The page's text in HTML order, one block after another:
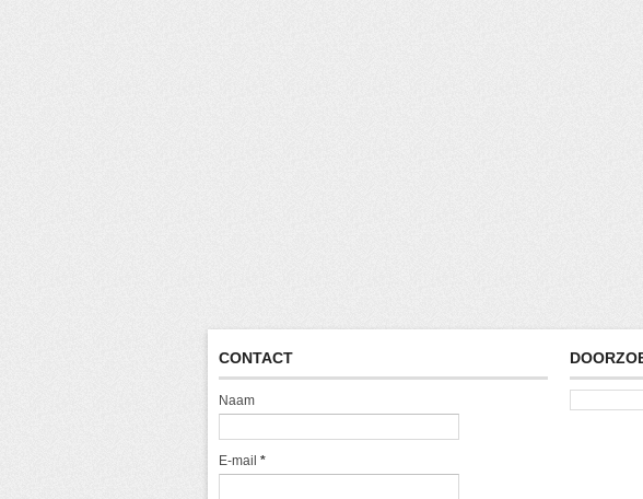
CONTACT
Naam
E-mail *